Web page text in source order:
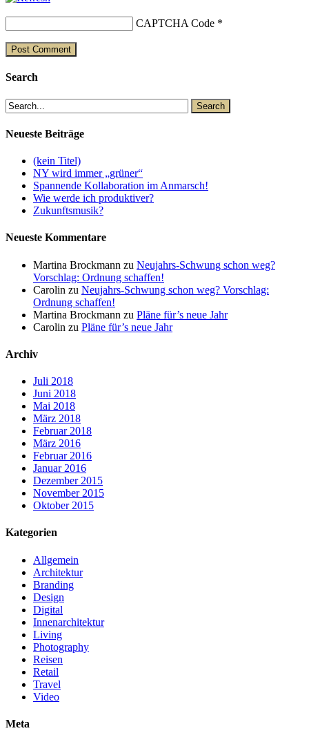
CAPTCHA Code *
Search
Neueste Beiträge
(kein Titel)
NY wird immer „grüner“
Spannende Kollaboration im Anmarsch!
Wie werde ich produktiver?
Zukunftsmusik?
Neueste Kommentare
Martina Brockmann zu Neujahrs-Schwung schon weg?
Vorschlag: Ordnung schaffen!
Carolin zu Neujahrs-Schwung schon weg? Vorschlag:
Ordnung schaffen!
Martina Brockmann zu Pläne für’s neue Jahr
Carolin zu Pläne für’s neue Jahr
Archiv
Juli 2018
Juni 2018
Mai 2018
März 2018
Februar 2018
März 2016
Februar 2016
Januar 2016
Dezember 2015
November 2015
Oktober 2015
Kategorien
Allgemein
Architektur
Branding
Design
Digital
Innenarchitektur
Living
Photography
Reisen
Retail
Travel
Video
Meta